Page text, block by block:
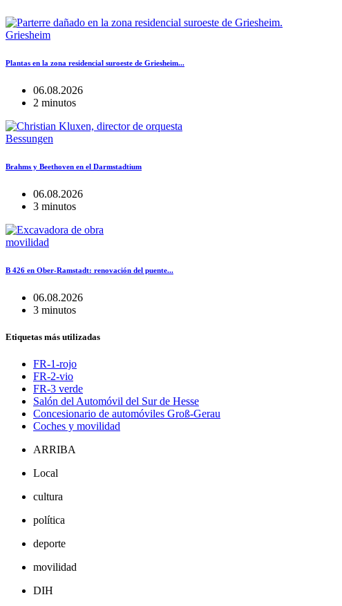
Griesheim
Plantas en la zona residencial suroeste de Griesheim...
06.08.2026
2 minutos
Bessungen
Brahms y Beethoven en el Darmstadtium
06.08.2026
3 minutos
movilidad
B 426 en Ober-Ramstadt: renovación del puente...
06.08.2026
3 minutos
Etiquetas más utilizadas
FR-1-rojo
FR-2-vio
FR-3 verde
Salón del Automóvil del Sur de Hesse
Concesionario de automóviles Groß-Gerau
Coches y movilidad
ARRIBA
Local
cultura
política
deporte
movilidad
DIH